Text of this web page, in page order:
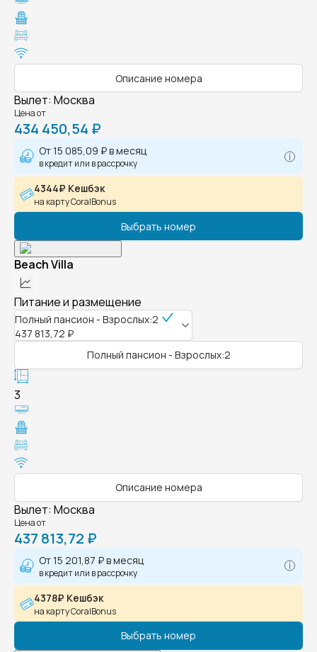
Описание номера
Вылет: Москва
Цена от
434 450,54 ₽
От15 085,09 ₽в месяц
в кредит или в рассрочку
4344₽ Кешбэк
на карту CoralBonus
Выбрать номер
Beach Villa
Питание и размещение
Полный пансион - Взрослых:2
437 813,72 ₽
Полный пансион - Взрослых:2
3
Описание номера
Вылет: Москва
Цена от
437 813,72 ₽
От15 201,87 ₽в месяц
в кредит или в рассрочку
4378₽ Кешбэк
на карту CoralBonus
Выбрать номер